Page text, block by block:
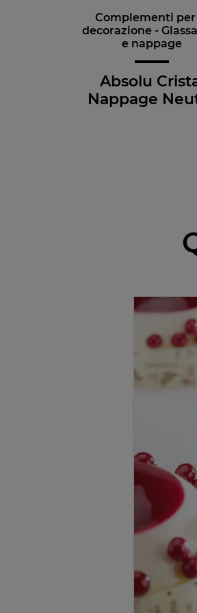
Complementi per
decorazione -
e nappage
Absolu
Nappage